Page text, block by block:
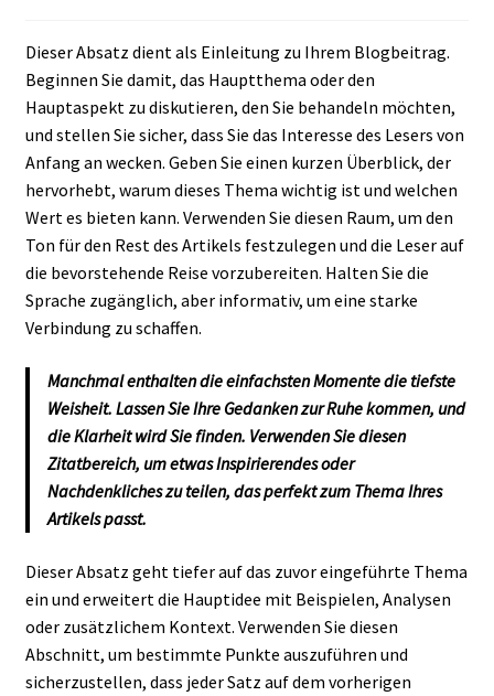
Dieser Absatz dient als Einleitung zu Ihrem Blogbeitrag.
Beginnen Sie damit, das Hauptthema oder den
Hauptaspekt zu diskutieren, den Sie behandeln möchten,
und stellen Sie sicher, dass Sie das Interesse des Lesers von
Anfang an wecken. Geben Sie einen kurzen Überblick, der
hervorhebt, warum dieses Thema wichtig ist und welchen
Wert es bieten kann. Verwenden Sie diesen Raum, um den
Ton für den Rest des Artikels festzulegen und die Leser auf
die bevorstehende Reise vorzubereiten. Halten Sie die
Sprache zugänglich, aber informativ, um eine starke
Verbindung zu schaffen.
Manchmal enthalten die einfachsten Momente die tiefste
Weisheit. Lassen Sie Ihre Gedanken zur Ruhe kommen, und
die Klarheit wird Sie finden. Verwenden Sie diesen
Zitatbereich, um etwas Inspirierendes oder
Nachdenkliches zu teilen, das perfekt zum Thema Ihres
Artikels passt.
Dieser Absatz geht tiefer auf das zuvor eingeführte Thema
ein und erweitert die Hauptidee mit Beispielen, Analysen
oder zusätzlichem Kontext. Verwenden Sie diesen
Abschnitt, um bestimmte Punkte auszuführen und
sicherzustellen, dass jeder Satz auf dem vorherigen